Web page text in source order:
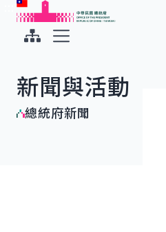
跳到主要內容
中華民國總統府
新聞與活動
總統府新聞